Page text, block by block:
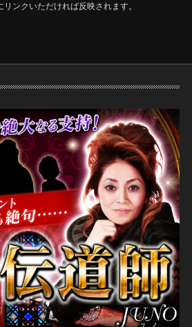
ンクいただければ反映されます。